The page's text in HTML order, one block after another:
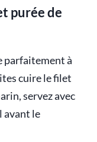
purée de
parfaitement à
cuire le filet
servez avec
avant le